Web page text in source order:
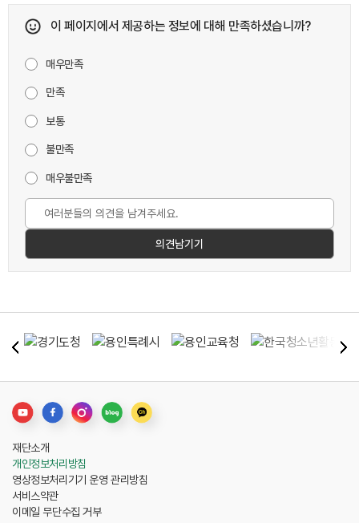
이 페이지에서 제공하는 정보에 대해 만족하셨습니까?
매우만족
만족
보통
불만족
매우불만족
재단소개
개인정보처리방침
영상정보처리기기 운영 관리방침
서비스약관
이메일 무단수집 거부